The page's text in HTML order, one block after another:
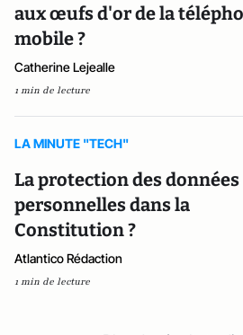
aux œufs d'or de la
mobile ?
Catherine Lejealle
1 min de lecture
LA MINUTE "TECH"
La protection des données
personnelles dans la
Constitution ?
Atlantico Rédaction
1 min de lecture